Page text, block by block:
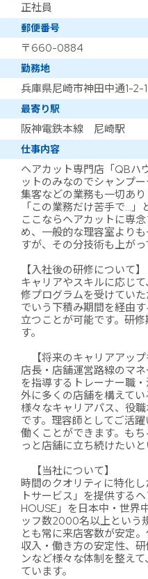
正社員
郵便番号
〒660-0884
勤務地
兵庫県尼崎市神田中通1-2-1
最寄り駅
阪神電鉄本線 尼崎駅
仕事内容
ヘアカット専門店「QBハ
ットのみなのでシャンプ
集客などの業務も一切あ
「この業務だけ苦手で…」
ここならヘアカットに専
め、一般的な理容室より
すが、その分技術も上がっ
【入社後の研修について】
キャリアやスキルに応じ
修プログラムを受けてい
でいう下積み期間を経由
立つことが可能です。研
す。
【将来のキャリアアップ
店長・店舗運営路線のマ
を指導するトレーナー職
外に多くの店舗を構えて
様々なキャリアパス、役
です。理容師としてご活
働くことができます。も
っと店舗に立ち続けたいと
【当社について】
時間のクオリティに特化
トサービス」を提供する
HOUSE」を日本中・世界
ッフ数2000名以上という
とも常に来店客数が安定
収入・働き方の安定性、
ンなど様々な体制を整え
ています。